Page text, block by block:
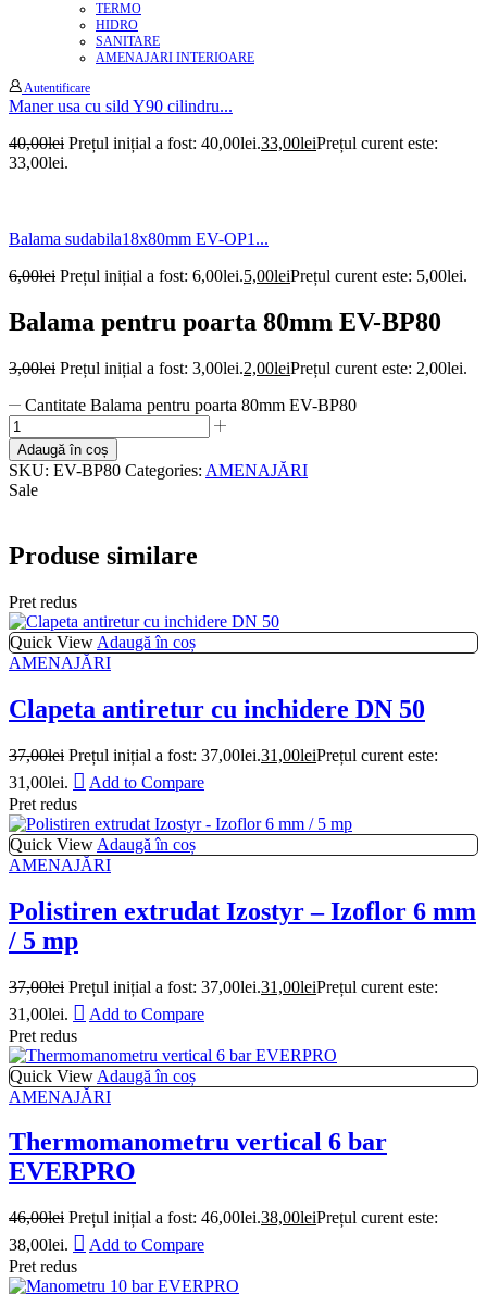
TERMO
HIDRO
SANITARE
AMENAJARI INTERIOARE
Autentificare
Maner usa cu sild Y90 cilindru...
40,00lei Prețul inițial a fost: 40,00lei.33,00leiPrețul curent este:
33,00lei.
Balama sudabila18x80mm EV-OP1...
6,00lei Prețul inițial a fost: 6,00lei.5,00leiPrețul curent este: 5,00lei.
Balama pentru poarta 80mm EV-BP80
3,00lei Prețul inițial a fost: 3,00lei.2,00leiPrețul curent este: 2,00lei.
Cantitate Balama pentru poarta 80mm EV-BP80
Adaugă în coș
SKU: EV-BP80 Categories: AMENAJĂRI
Sale
Produse similare
Pret redus
Quick View Adaugă în coș
AMENAJĂRI
Clapeta antiretur cu inchidere DN 50
37,00lei Prețul inițial a fost: 37,00lei.31,00leiPrețul curent este:
31,00lei.
Add to Compare
Pret redus
Quick View Adaugă în coș
AMENAJĂRI
Polistiren extrudat Izostyr – Izoflor 6 mm
/ 5 mp
37,00lei Prețul inițial a fost: 37,00lei.31,00leiPrețul curent este:
31,00lei.
Add to Compare
Pret redus
Quick View Adaugă în coș
AMENAJĂRI
Thermomanometru vertical 6 bar
EVERPRO
46,00lei Prețul inițial a fost: 46,00lei.38,00leiPrețul curent este:
38,00lei.
Add to Compare
Pret redus